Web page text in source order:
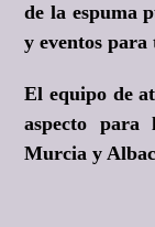
de la espuma
y eventos para
El equipo de
aspecto para
Murcia y